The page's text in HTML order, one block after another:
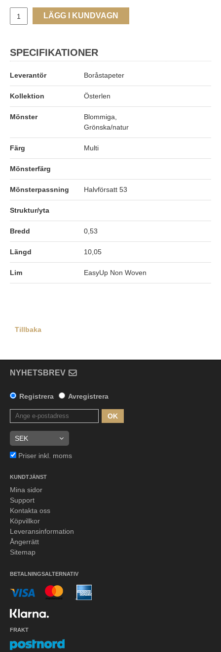
LÄGG I KUNDVAGN
SPECIFIKATIONER
Leverantör Boråstapeter
Kollektion Österlen
Mönster
Blommiga,
Grönska/natur
Färg Multi
Mönsterfärg
Mönsterpassning Halvförsatt 53
Struktur/yta
Bredd 0,53
Längd 10,05
Lim EasyUp Non Woven
Tillbaka
NYHETSBREV
Registrera Avregistrera
OK
Priser inkl. moms
KUNDTJÄNST
Mina sidor
Support
Kontakta oss
Köpvillkor
Leveransinformation
Ångerrätt
Sitemap
BETALNINGSALTERNATIV
FRAKT